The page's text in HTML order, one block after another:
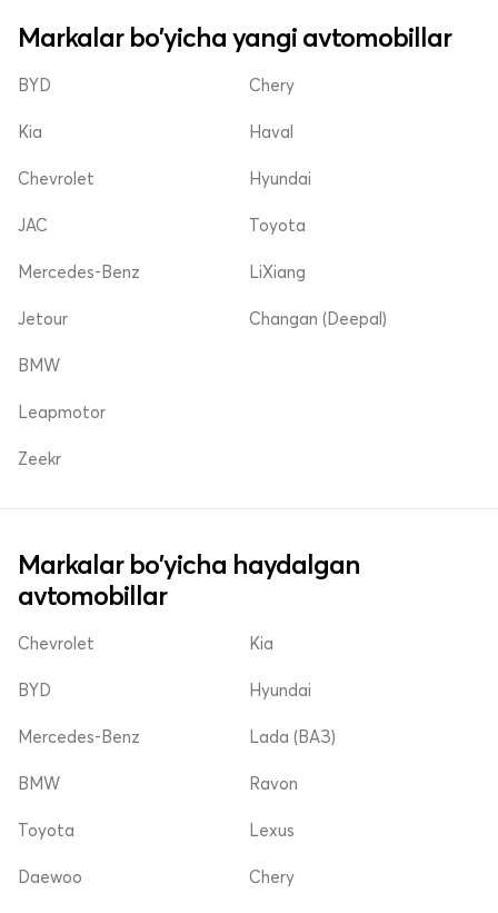
Markalar bo'yicha yangi avtomobillar
BYD
Kia
Chevrolet
Chery
Haval
Hyundai
JAC
Mercedes-Benz
Jetour
Toyota
LiXiang
Changan (Deepal)
BMW
Leapmotor
Zeekr
Markalar bo'yicha haydalgan
avtomobillar
Chevrolet
BYD
Mercedes-Benz
Kia
Hyundai
Lada (ВАЗ)
BMW
Toyota
Daewoo
Ravon
Lexus
Chery